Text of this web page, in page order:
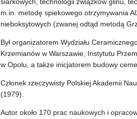
m.in. metodę spiekowego otrzymywania
nieboksytowych (zwanej odtąd metodą
Był organizatorem Wydziału
Krzemianów w Warszawie, Instytutu
w Opolu, a także inicjatorem budowy
Członek rzeczywisty Polskiej Akademii
(1979).
Autor około 170 prac naukowych i